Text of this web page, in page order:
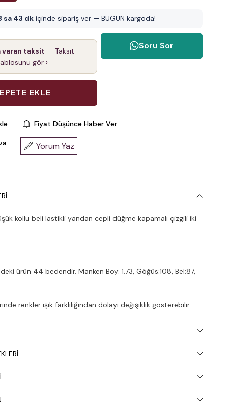
sa 43 dkiçinde sipariş ver — BUGÜN kargoda!
varan taksit — Taksit
gör ›
Soru Sor
Fiyat Düşünce Haber Ver
Yorum Yaz
kollu beli lastikli yandan cepli düğme kapamalı çizgili iki
ürün 44 bedendir. Manken Boy: 1.73, Göğüs:108, Bel:87,
renkler ışık farklılığından dolayı değişiklik gösterebilir.